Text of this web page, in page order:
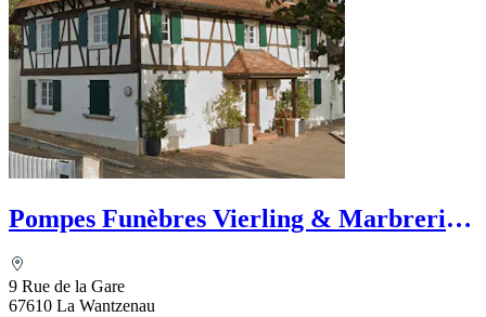
Pompes Funèbres Vierling & Marbrerie -
9 Rue de la Gare
67610 La Wantzenau